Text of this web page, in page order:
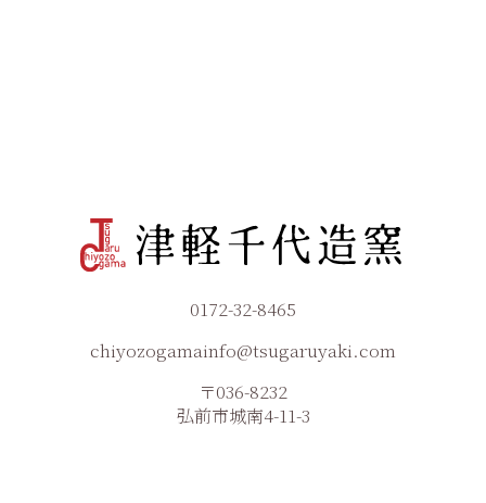
0172-32-8465
chiyozogamainfo@tsugaruyaki.com
〒036-8232
弘前市城南4-11-3